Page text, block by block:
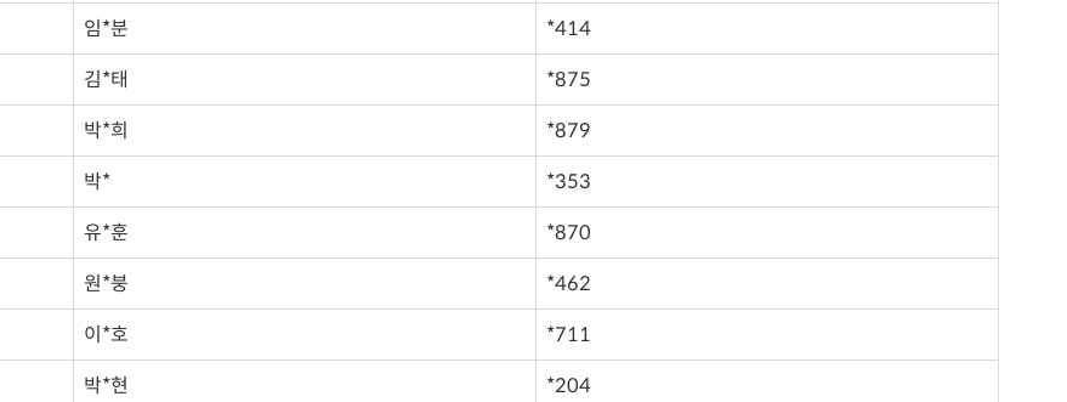
임*분
*414
김*태
*875
박*희
*879
박*
*353
유*훈
*870
원*붕
*462
이*호
*711
박*현
*204